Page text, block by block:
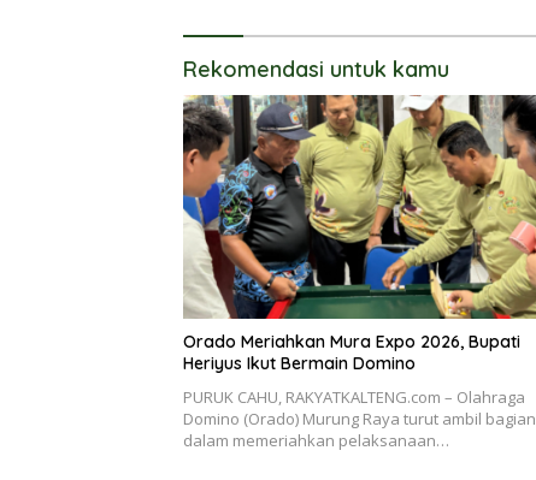
Rekomendasi untuk kamu
Orado Meriahkan Mura Expo 2026, Bupati
Heriyus Ikut Bermain Domino
PURUK CAHU, RAKYATKALTENG.com – Olahraga
Domino (Orado) Murung Raya turut ambil bagian
dalam memeriahkan pelaksanaan…